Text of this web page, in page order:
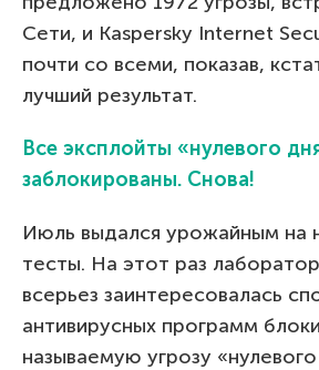
Сети, и Kaspersky Internet
почти со всеми, показав,
лучший результат.
Все эксплойты «нулевого
заблокированы. Снова!
Июль выдался урожайным на
тесты. На этот раз
всерьез заинтересовалась
антивирусных программ
называемую угрозу